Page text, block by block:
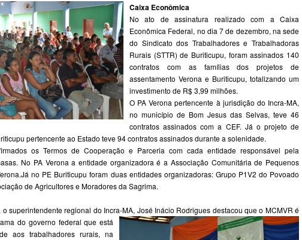
Caixa Econômica
No ato de assinatura realizado com a Caixa
Econômica Federal, no dia 7 de dezembro, na sede
do Sindicato dos Trabalhadores e Trabalhadoras
Rurais (STTR) de Buriticupu, foram assinados 140
contratos com as famílias dos projetos de
assentamento Verona e Buriticupu, totalizando um
investimento de R$ 3,99 milhões.
O PA Verona pertencente à jurisdição do Incra-MA,
no município de Bom Jesus das Selvas, teve 46
contratos assinados com a CEF. Já o projeto de
pertencente ao Estado teve 94 contratos assinados durante a solenidade.
os Termos de Cooperação e Parceria com cada entidade responsável pela
No PA Verona a entidade organizadora é a Associação Comunitária de Pequenos
no PE Buriticupu foram duas entidades organizadoras: Grupo P1V2 do Povoado
de Agricultores e Moradores da Sagrima.
o superintendente regional do Incra-MA, José Inácio Rodrigues destacou que o MCMVR é
do governo federal que está
aos trabalhadores rurais, na